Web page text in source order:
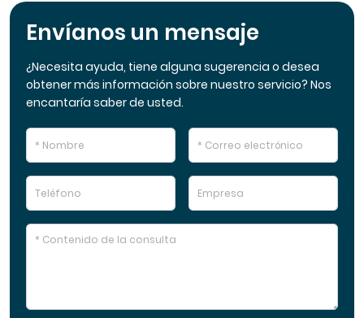
Envíanos un mensaje
¿Necesita ayuda, tiene alguna sugerencia o desea
obtener más información sobre nuestro servicio? Nos
encantaría saber de usted.